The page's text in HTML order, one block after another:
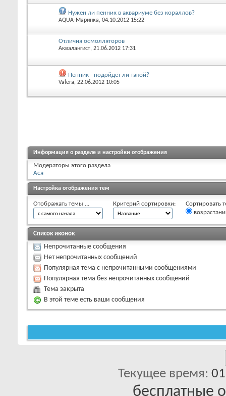
Нужен ли пенник в аквариуме без кораллов?
AQUA-Маринка, 04.10.2012 15:22
Отличия осмолляторов
Аквалангист, 21.06.2012 17:31
Пенник - подойдёт ли такой?
Valera, 22.06.2012 10:05
Информация о разделе и настройки отображения
Модераторы этого раздела
Ася
Настройка отображения тем
Отображать темы ... Критерий сортировки:
Сортировать
Список иконок
Непрочитанные сообщения
Нет непрочитанных сообщений
Популярная тема с непрочитанными сообщениями
Популярная тема без непрочитанных сообщений
Тема закрыта
В этой теме есть ваши сообщения
Текущее время:
бесплатные